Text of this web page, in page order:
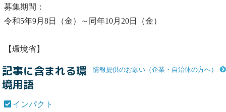
募集期間：
令和5年9月8日（金）～同年10月20日（金）
【環境省】
情報提供のお願い（企業・自治体の方へ）
記事に含まれる環
境用語
インパクト